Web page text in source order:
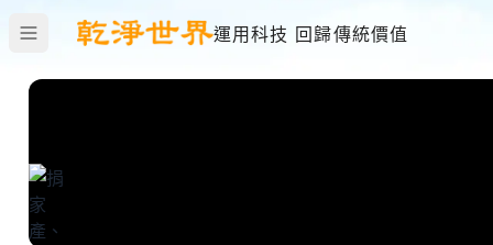
運用科技 回歸傳統價值